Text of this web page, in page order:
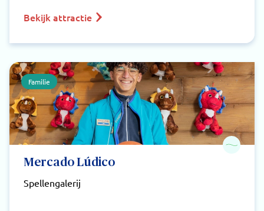
Bekijk attractie
Familie
Mercado Lúdico
Spellengalerij